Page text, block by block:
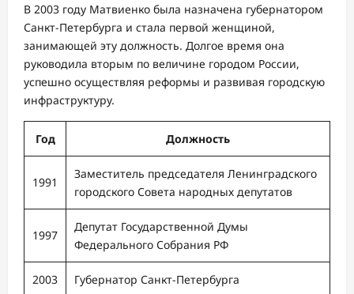
В 2003 году Матвиенко была назначена губернатором
Санкт-Петербурга и стала первой женщиной,
занимающей эту должность. Долгое время она
руководила вторым по величине городом России,
успешно осуществляя реформы и развивая городскую
инфраструктуру.
Год Должность
1991
Заместитель председателя Ленинградского
городского Совета народных депутатов
1997
Депутат Государственной Думы
Федерального Собрания РФ
2003 Губернатор Санкт-Петербурга